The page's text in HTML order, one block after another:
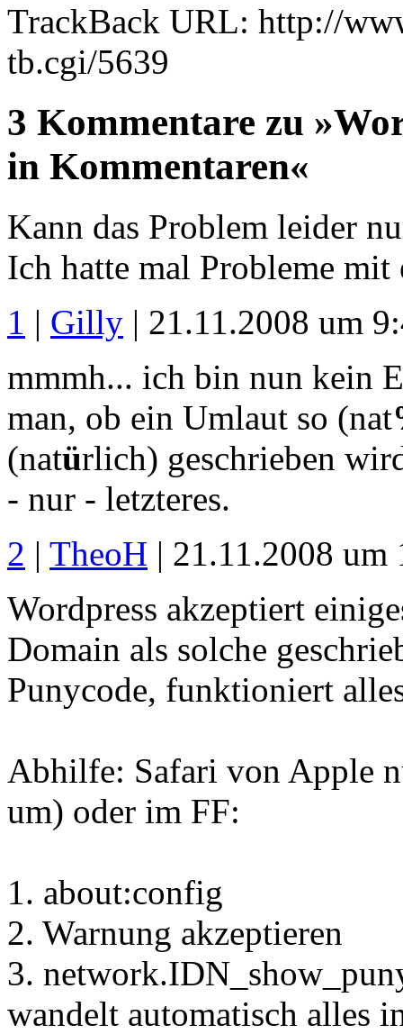
TrackBack URL: http://
tb.cgi/5639
3 Kommentare zu
in Kommentaren«
Kann das Problem leider
Ich hatte mal Probleme mit
1 | Gilly | 21.11.2008 um
mmmh... ich bin nun kein
man, ob ein Umlaut so (nat
(natürlich) geschrieben
- nur - letzteres.
2 | TheoH | 21.11.2008 um
Wordpress akzeptiert
Domain als solche
Punycode, funktioniert
Abhilfe: Safari von Apple
um) oder im FF:
1. about:config
2. Warnung akzeptieren
3.
wandelt automatisch alles